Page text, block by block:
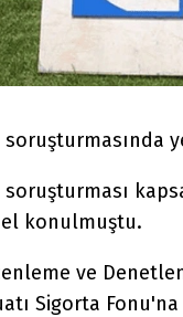
soruşturmasında
soruşturması
el konulmuştu.
ve
Sigorta